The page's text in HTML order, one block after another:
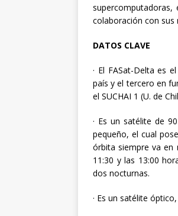
colaboración con sus
DATOS CLAVE
· El FASat-Delta es
país y el tercero en
el SUCHAI 1 (U. de
· Es un satélite de
pequeño, el cual
órbita siempre va en
11:30 y las 13:00
dos nocturnas.
· Es un satélite